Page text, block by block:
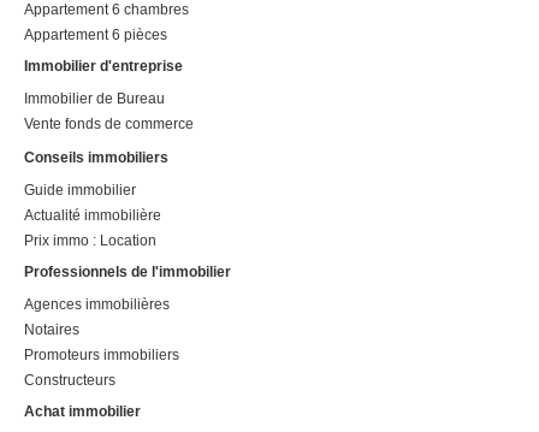
Appartement 6 chambres
Appartement 6 pièces
Immobilier d'entreprise
Immobilier de Bureau
Vente fonds de commerce
Conseils immobiliers
Guide immobilier
Actualité immobilière
Prix immo : Location
Professionnels de l'immobilier
Agences immobilières
Notaires
Promoteurs immobiliers
Constructeurs
Achat immobilier